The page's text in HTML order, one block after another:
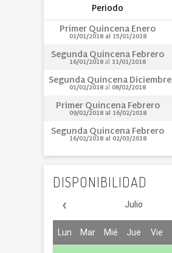
Periodo
Primer Quincena Enero
01/01/2018al 15/01/2018
Segunda Quincena Febrero
16/01/2018al 31/01/2018
Segunda Quincena Diciembre
01/02/2018al 08/02/2018
Primer Quincena Febrero
09/02/2018al 16/02/2018
Segunda Quincena Febrero
16/02/2018al 02/03/2018
DISPONIBILIDAD
‹ Julio
Lun Mar Mié Jue Vie